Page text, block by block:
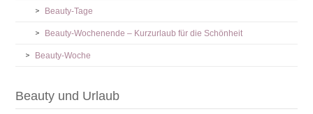
Beauty-Tage
Beauty-Wochenende – Kurzurlaub für die Schönheit
Beauty-Woche
Beauty und Urlaub